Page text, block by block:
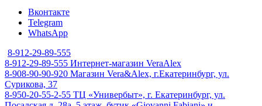
Вконтакте
Telegram
WhatsApp
8-912-29-89-555
8-912-29-89-555 Интернет-магазин VeraAlex
8-908-90-90-920 Магазин Vera&Alex, г.Екатеринбург, ул.
Сурикова, 37
8-950-20-55-2-55 ТЦ «Универбыт», г. Екатеринбург, ул.